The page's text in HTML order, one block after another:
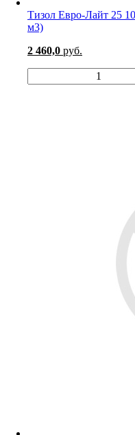
Тизол Евро-Лайт 25
м3)
2 460,0 руб.